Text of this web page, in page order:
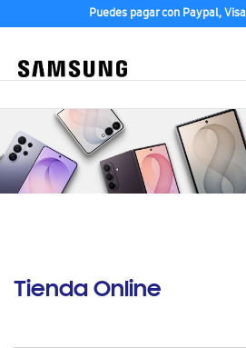
Puedes pagar con Paypal,
Tienda Online